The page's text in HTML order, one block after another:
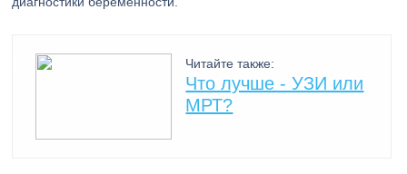
Читайте также:
Что лучше - УЗИ или
МРТ?